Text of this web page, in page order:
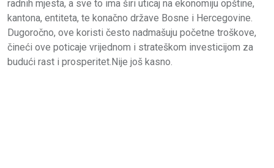
radnih mjesta, a sve to ima širi uticaj na ekonomiju opštine,
kantona, entiteta, te konačno države Bosne i Hercegovine.
Dugoročno, ove koristi često nadmašuju početne troškove,
čineći ove poticaje vrijednom i strateškom investicijom za
budući rast i prosperitet.Nije još kasno.